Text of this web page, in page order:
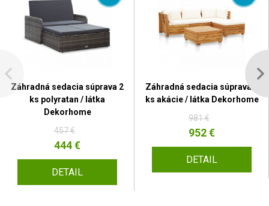
Záhradná sedacia súprava 2
ks polyratan / látka
Dekorhome
457 €
444 €
DETAIL
Záhradná sedacia súprava 5
ks akácie / látka Dekorhome
981 €
952 €
DETAIL